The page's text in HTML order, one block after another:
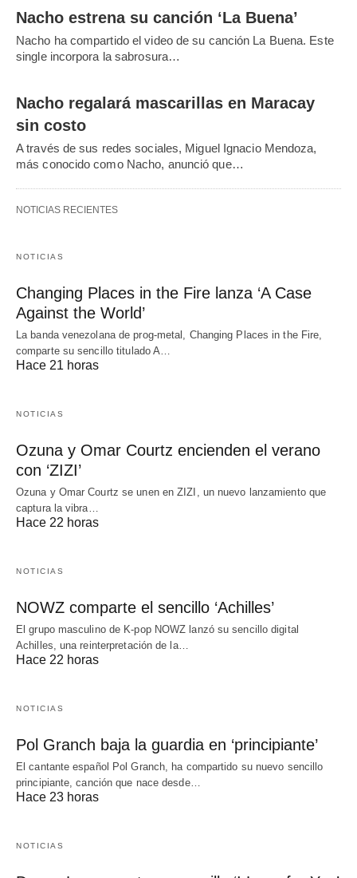
Nacho estrena su canción ‘La Buena’
Nacho ha compartido el video de su canción La Buena. Este
single incorpora la sabrosura…
Nacho regalará mascarillas en Maracay
sin costo
A través de sus redes sociales, Miguel Ignacio Mendoza,
más conocido como Nacho, anunció que…
NOTICIAS RECIENTES
NOTICIAS
Changing Places in the Fire lanza ‘A Case
Against the World’
La banda venezolana de prog-metal, Changing Places in the Fire,
comparte su sencillo titulado A…
Hace 21 horas
NOTICIAS
Ozuna y Omar Courtz encienden el verano
con ‘ZIZI’
Ozuna y Omar Courtz se unen en ZIZI, un nuevo lanzamiento que
captura la vibra…
Hace 22 horas
NOTICIAS
NOWZ comparte el sencillo ‘Achilles’
El grupo masculino de K-pop NOWZ lanzó su sencillo digital
Achilles, una reinterpretación de la…
Hace 22 horas
NOTICIAS
Pol Granch baja la guardia en ‘principiante’
El cantante español Pol Granch, ha compartido su nuevo sencillo
principiante, canción que nace desde…
Hace 23 horas
NOTICIAS